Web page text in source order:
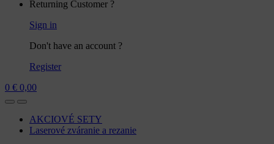
Returning Customer ?
Sign in
Don't have an account ?
Register
0 € 0,00
AKCIOVÉ SETY
Laserové zváranie a rezanie